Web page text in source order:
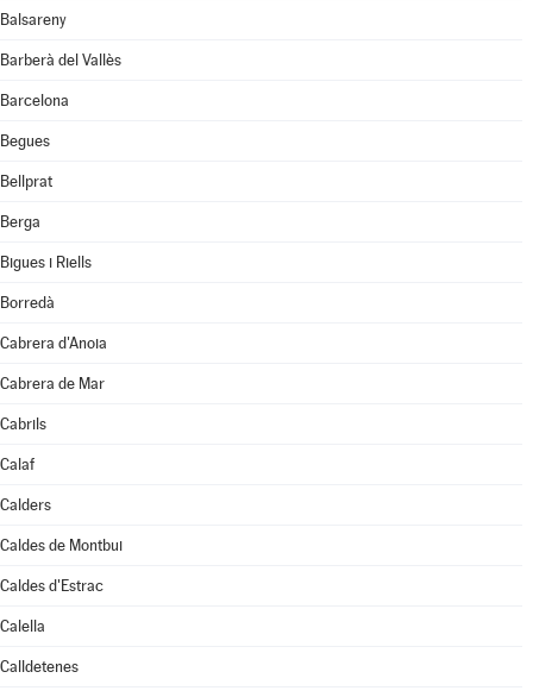
Balsareny
Barberà del Vallès
Barcelona
Begues
Bellprat
Berga
Bigues i Riells
Borredà
Cabrera d'Anoia
Cabrera de Mar
Cabrils
Calaf
Calders
Caldes de Montbui
Caldes d'Estrac
Calella
Calldetenes